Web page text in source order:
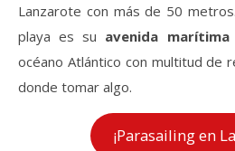
Lanzarote con más de 50
playa es su avenida marítima
océano Atlántico con multitud de
donde tomar algo.
¡Parasailing en